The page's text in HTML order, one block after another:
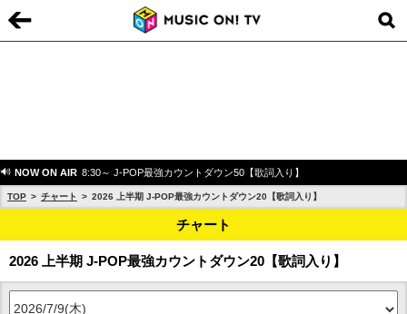
NOW ON AIR 8:30～ J-POP最強カウントダウン50【歌詞入り】
TOP チャート 2026 上半期 J-POP最強カウントダウン20【歌詞入り】
チャート
2026 上半期 J-POP最強カウントダウン20【歌詞入り】